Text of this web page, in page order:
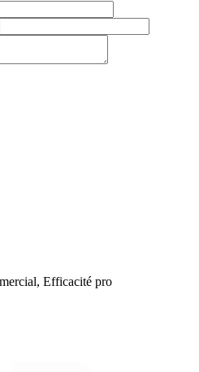
Efficacité pro